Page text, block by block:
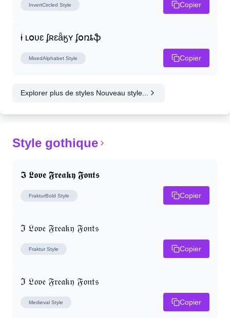
InvertCircled Style Copier
ɨ ʟօʋɛ ʄʀɛǟӄʏ ʄօռȶֆ
MixedAlphabet Style Copier
Explorer plus de styles Nouveau style...
Style gothique
𝕴 𝕷𝖔𝖛𝖊 𝕱𝖗𝖊𝖆𝖐𝖞 𝕱𝖔𝖓𝖙𝖘
FrakturBold Style Copier
ℑ 𝔏𝔬𝔳𝔢 𝔉𝔯𝔢𝔞𝔨𝔶 𝔉𝔬𝔫𝔱𝔰
Fraktur Style Copier
ℑ 𝔏𝔬𝔳𝔢 𝔉𝔯𝔢𝔞𝔨𝔶 𝔉𝔬𝔫𝔱𝔰
Medieval Style Copier